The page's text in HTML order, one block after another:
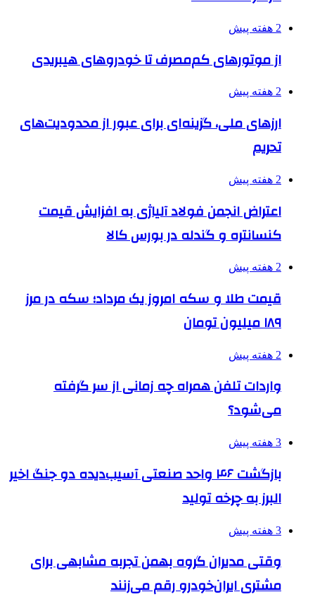
2 هفته پیش
از موتورهای کم‌مصرف تا خودروهای هیبریدی
2 هفته پیش
ارزهای ملی، گزینه‌ای برای عبور از محدودیت‌های
تحریم
2 هفته پیش
اعتراض انجمن فولاد آلیاژی به افزایش قیمت
کنسانتره و گندله در بورس کالا
2 هفته پیش
قیمت طلا و سکه امروز یک مرداد؛ سکه در مرز
۱۸۹ میلیون تومان
2 هفته پیش
واردات تلفن همراه چه زمانی از سر گرفته
می‌شود؟
3 هفته پیش
بازگشت ۴۶ واحد صنعتی آسیب‌دیده دو جنگ اخیر
البرز به چرخه تولید
3 هفته پیش
وقتی مدیران گروه بهمن تجربه مشابهی برای
مشتری ایران‌خودرو رقم می‌زنند